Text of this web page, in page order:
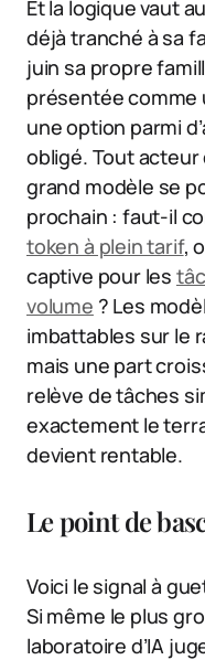
Et la logique vaut
déjà tranché à sa
juin sa propre
présentée comme
une option parmi
obligé. Tout acteur
grand modèle se
prochain : faut-il
token à plein tarif,
captive pour les
volume ? Les
imbattables sur le
mais une part
relève de tâches
exactement le
devient rentable.
Le point de
Voici le signal à
Si même le plus
laboratoire d’IA